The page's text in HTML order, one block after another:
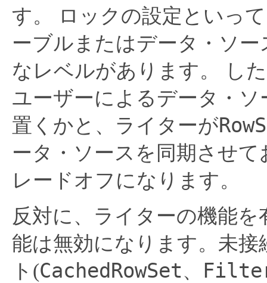
す。
ロックの設定といっ
ーブルまたはデータ・ソ
なレベルがあります。
し
ユーザーによるデータ・
置くかと、ライターが
ータ・ソースを同期させ
レードオフになります。
反対に、ライターの機能
能は無効になります。未接
ト(CachedRowSet、